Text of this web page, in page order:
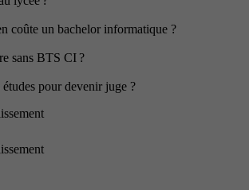
coûte un bachelor informatique ?
sans BTS CI ?
pour devenir juge ?